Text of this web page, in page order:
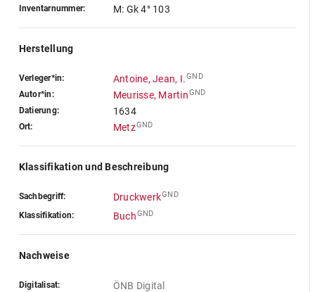
Inventarnummer: M: Gk 4° 103
Herstellung
Verleger*in: Antoine, Jean, I.GND
Autor*in: Meurisse, MartinGND
Datierung: 1634
Ort: MetzGND
Klassifikation und Beschreibung
Sachbegriff: DruckwerkGND
Klassifikation: BuchGND
Nachweise
Digitalisat: ÖNB Digital